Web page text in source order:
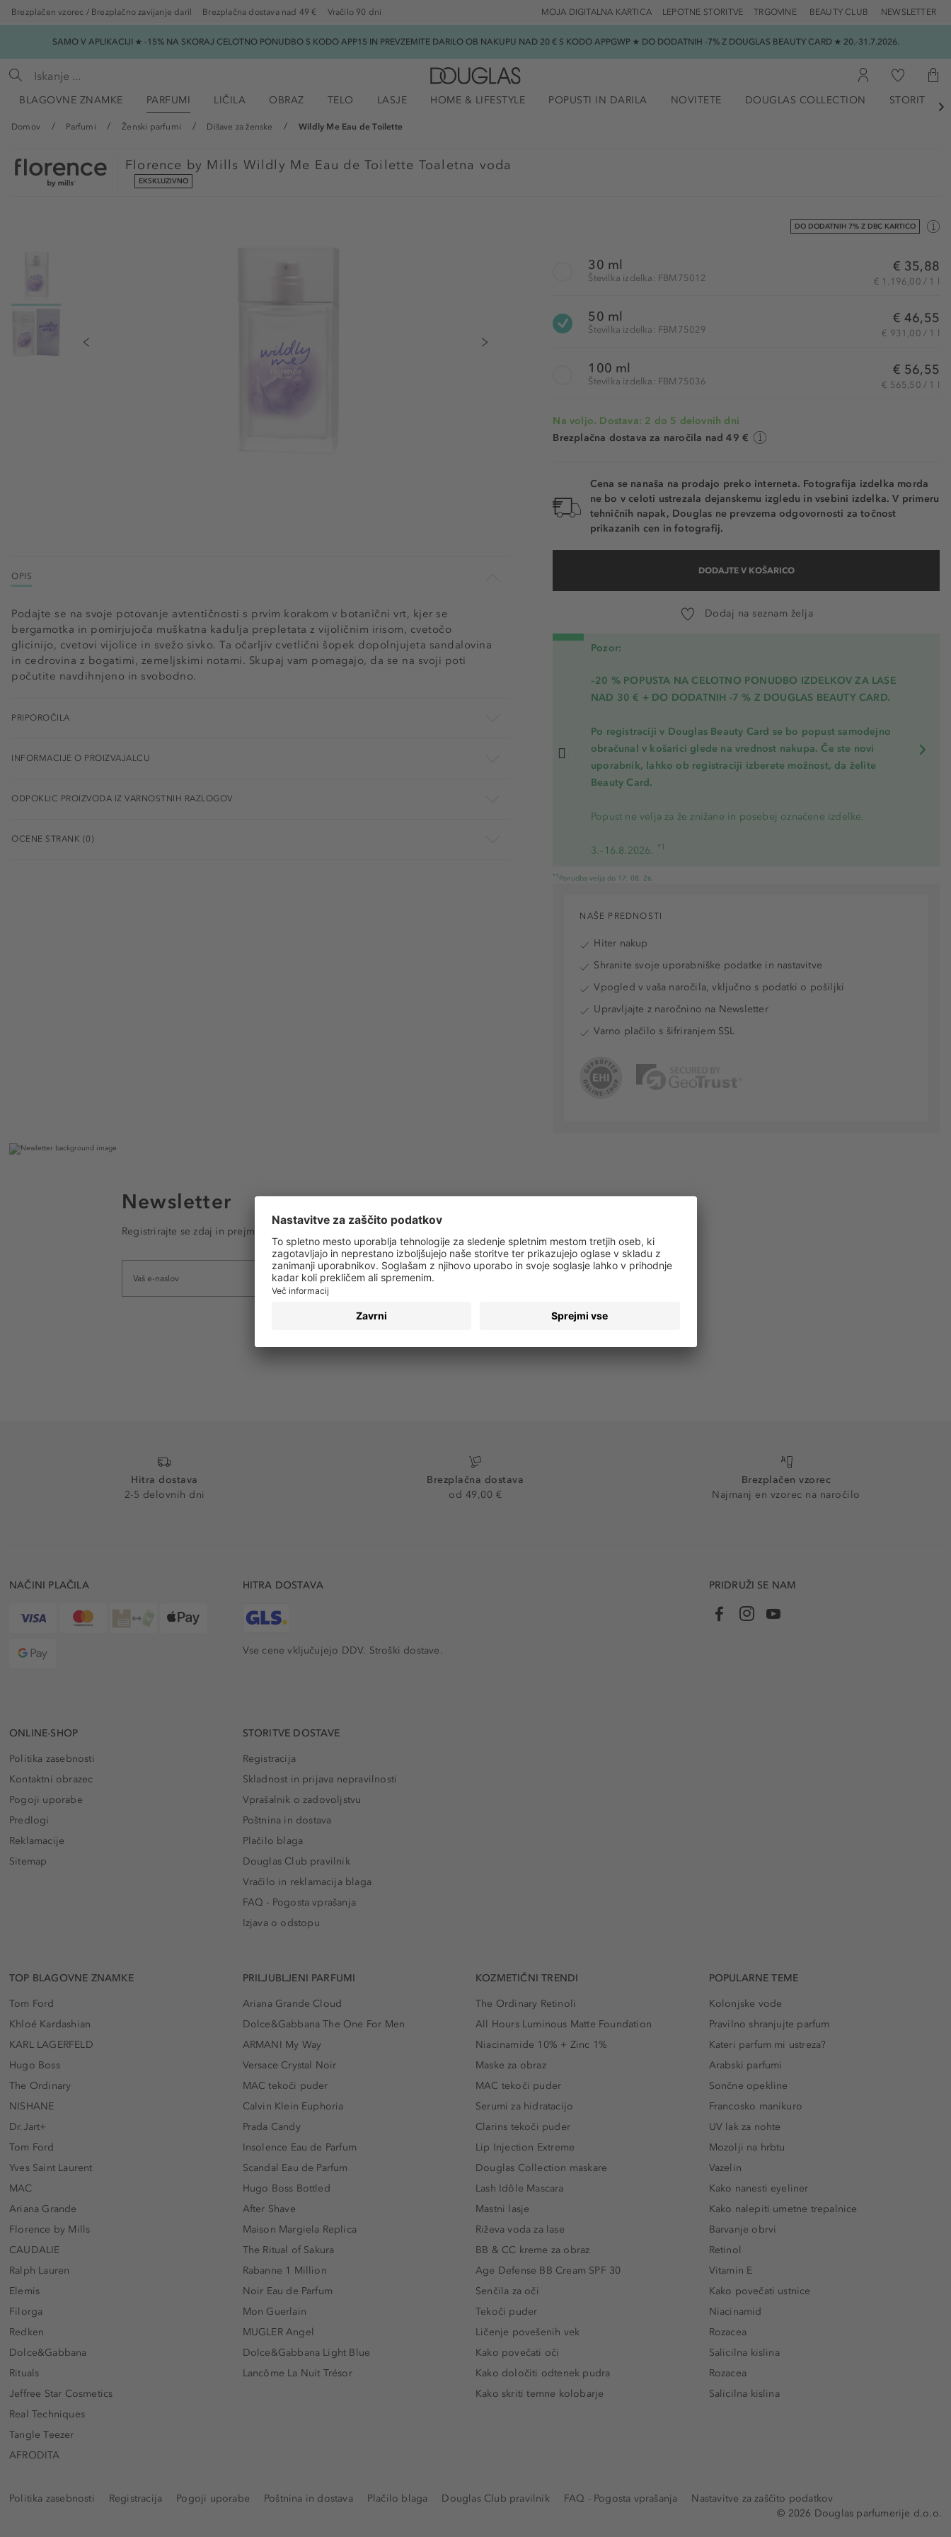
Brezplačen vzorec / Brezplačno zavijanje daril Brezplačna dostava nad 49 € Vračilo 90 dni TRGOVINE BEAUTY CLUB NEWSLETTER
LEPOTNE STORITVE
MOJA DIGITALNA KARTICA
SAMO V APLIKACIJI ★ -15% NA SKORAJ CELOTNO PONUDBO S KODO APP15 IN PREVZEMITE DARILO OB NAKUPU NAD 20 € S KODO APPGWP ★ DO DODATNIH -7% Z DOUGLAS BEAUTY CARD ★ 20.-31.7.2026.
BLAGOVNE ZNAMKE PARFUMI LIČILA OBRAZ TELO LASJE HOME & LIFESTYLE POPUSTI IN DARILA NOVITETE DOUGLAS COLLECTION STORITVE

Domov Parfumi Ženski parfumi Dišave za ženske Wildly Me Eau de Toilette
Florence by Mills Wildly Me Eau de Toilette Toaletna voda
EKSKLUZIVNO
DO DODATNIH 7% Z DBC KARTICO
30 ml
Številka izdelka: FBM75012
€ 35,88
€ 1.196,00 / 1 l
50 ml
Številka izdelka: FBM75029
€ 46,55
€ 931,00 / 1 l
100 ml
Številka izdelka: FBM75036
€ 56,55
€ 565,50 / 1 l
Na voljo. Dostava: 2 do 5 delovnih dni
Brezplačna dostava za naročila nad 49 €
Cena se nanaša na prodajo preko interneta. Fotografija izdelka morda
ne bo v celoti ustrezala dejanskemu izgledu in vsebini izdelka. V primeru
tehničnih napak, Douglas ne prevzema odgovornosti za točnost
prikazanih cen in fotografij.
DODAJTE V KOŠARICO
Dodaj na seznam želja
Pozor:
–20 % POPUSTA NA CELOTNO PONUDBO IZDELKOV ZA LASE
NAD 30 € + DO DODATNIH -7 % Z DOUGLAS BEAUTY CARD.
Po registraciji v Douglas Beauty Card se bo popust samodejno
obračunal v košarici glede na vrednost nakupa. Če ste novi
uporabnik, lahko ob registraciji izberete možnost, da želite
Beauty Card.
Popust ne velja za že znižane in posebej označene izdelke.
3.–16.8.2026. *1
*1 Ponudba velja do 17. 08. 26.
OPIS
Podajte se na svoje potovanje avtentičnosti s prvim korakom v botanični vrt, kjer se
bergamotka in pomirjujoča muškatna kadulja prepletata z vijoličnim irisom, cvetočo
glicinijo, cvetovi vijolice in svežo sivko. Ta očarljiv cvetlični šopek dopolnjujeta sandalovina
in cedrovina z bogatimi, zemeljskimi notami. Skupaj vam pomagajo, da se na svoji poti
počutite navdihnjeno in svobodno.
PRIPOROČILA
INFORMACIJE O PROIZVAJALCU
ODPOKLIC PROIZVODA IZ VARNOSTNIH RAZLOGOV
OCENE STRANK (0)
NAŠE PREDNOSTI
Hiter nakup
Shranite svoje uporabniške podatke in nastavitve
Vpogled v vaša naročila, vključno s podatki o pošiljki
Upravljajte z naročnino na Newsletter
Varno plačilo s šifriranjem SSL
Newsletter
Registrirajte se zdaj in prejmite e-poštna obvestila o vseh trendih in ponudbah!
Hitra dostava
2-5 delovnih dni
Brezplačna dostava
od 49,00 €
Brezplačen vzorec
Najmanj en vzorec na naročilo
NAČINI PLAČILA HITRA DOSTAVA
Vse cene vključujejo DDV. Stroški dostave.
PRIDRUŽI SE NAM
ONLINE-SHOP
Politika zasebnosti
Kontaktni obrazec
Pogoji uporabe
Predlogi
Reklamacije
Sitemap
STORITVE DOSTAVE
Registracija
Skladnost in prijava nepravilnosti
Vprašalnik o zadovoljstvu
Poštnina in dostava
Plačilo blaga
Douglas Club pravilnik
Vračilo in reklamacija blaga
FAQ - Pogosta vprašanja
Izjava o odstopu
TOP BLAGOVNE ZNAMKE
Tom Ford
Khloé Kardashian
KARL LAGERFELD
Hugo Boss
The Ordinary
NISHANE
Dr.Jart+
Tom Ford
Yves Saint Laurent
MAC
Ariana Grande
Florence by Mills
CAUDALIE
Ralph Lauren
Elemis
Filorga
Redken
Dolce&Gabbana
Rituals
Jeffree Star Cosmetics
Real Techniques
Tangle Teezer
AFRODITA
PRILJUBLJENI PARFUMI
Ariana Grande Cloud
Dolce&Gabbana The One For Men
ARMANI My Way
Versace Crystal Noir
MAC tekoči puder
Calvin Klein Euphoria
Prada Candy
Insolence Eau de Parfum
Scandal Eau de Parfum
Hugo Boss Bottled
After Shave
Maison Margiela Replica
The Ritual of Sakura
Rabanne 1 Million
Noir Eau de Parfum
Mon Guerlain
MUGLER Angel
Dolce&Gabbana Light Blue
Lancôme La Nuit Trésor
KOZMETIČNI TRENDI
The Ordinary Retinoli
All Hours Luminous Matte Foundation
Niacinamide 10% + Zinc 1%
Maske za obraz
MAC tekoči puder
Serumi za hidratacijo
Clarins tekoči puder
Lip Injection Extreme
Douglas Collection maskare
Lash Idôle Mascara
Mastni lasje
Riževa voda za lase
BB & CC kreme za obraz
Age Defense BB Cream SPF 30
Senčila za oči
Tekoči puder
Ličenje povešenih vek
Kako povečati oči
Kako določiti odtenek pudra
Kako skriti temne kolobarje
POPULARNE TEME
Kolonjske vode
Pravilno shranjujte parfum
Kateri parfum mi ustreza?
Arabski parfumi
Sončne opekline
Francosko manikuro
UV lak za nohte
Mozolji na hrbtu
Vazelin
Kako nanesti eyeliner
Kako nalepiti umetne trepalnice
Barvanje obrvi
Retinol
Vitamin E
Kako povečati ustnice
Niacinamid
Rozacea
Salicilna kislina
Rozacea
Salicilna kislina
Politika zasebnosti Registracija Pogoji uporabe Poštnina in dostava Plačilo blaga Douglas Club pravilnik FAQ - Pogosta vprašanja
Nastavitve za zaščito podatkov
© 2026 Douglas parfumerije d.o.o.